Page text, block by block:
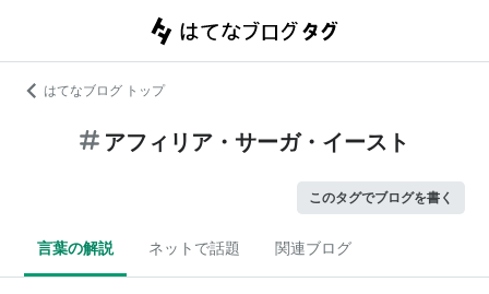
はてなブログ トップ
アフィリア・サーガ・イースト
このタグでブログを書く
言葉の解説 ネットで話題 関連ブログ